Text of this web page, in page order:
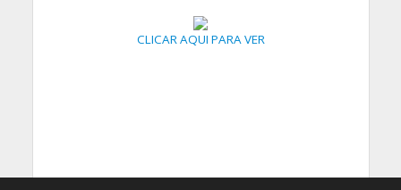
CLICAR AQUI PARA VER